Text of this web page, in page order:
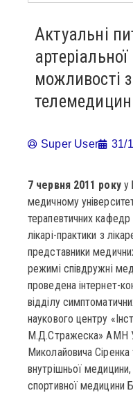
Актуальні
артеріальної
можливості
Super User 31/
7 червня 2011 рокуу
медичному
терапевтичних кафедр
лікарі-практики з
представники
режимі співдружні
проведена інтернет-
відділу
наукового центру
М.Д.Стражеска» АМН
Миколайовича
внутрішньої медицини,
спортивної